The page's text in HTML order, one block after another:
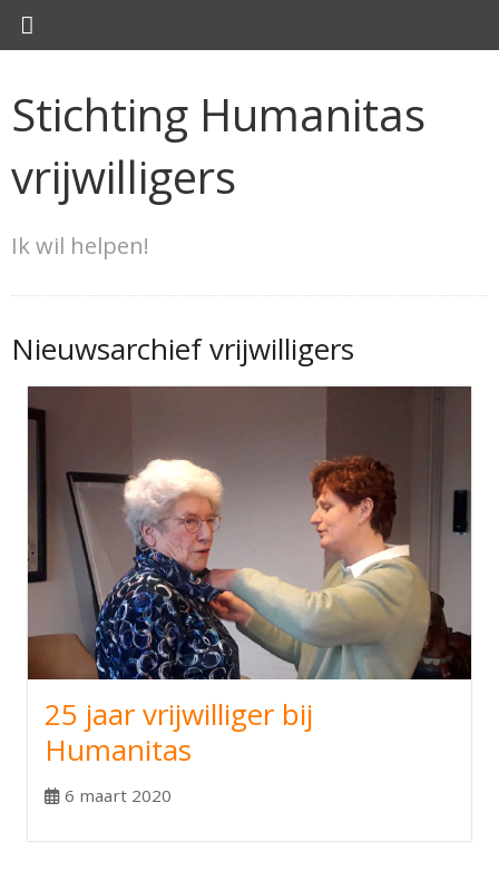
Stichting Humanitas
vrijwilligers
Ik wil helpen!
Nieuwsarchief vrijwilligers
25 jaar vrijwilliger bij
Humanitas
6 maart 2020